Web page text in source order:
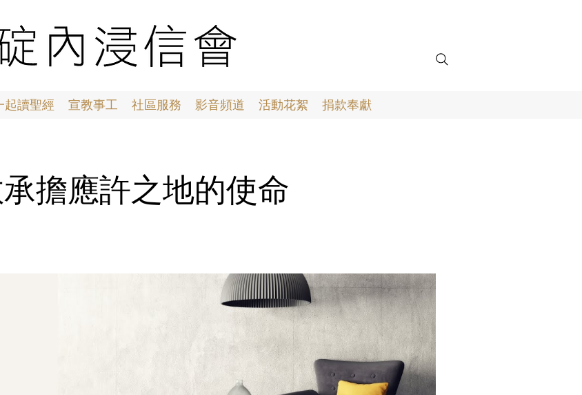
起讀聖經 宣教事工 社區服務 影音頻道 活動花絮 捐款奉獻
擔應許之地的使命